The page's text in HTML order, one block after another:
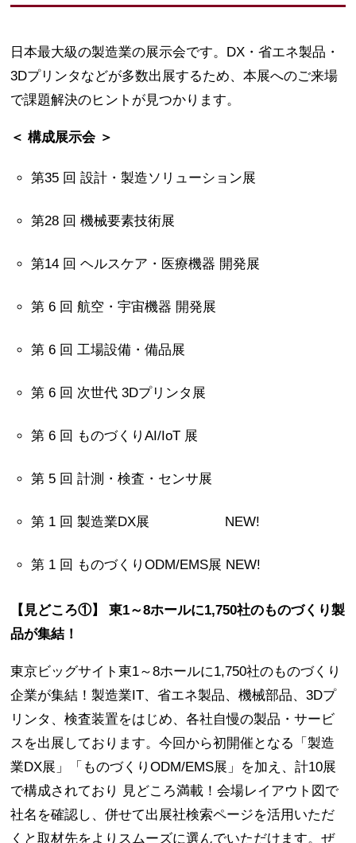
日本最大級の製造業の展示会です。DX・省エネ製品・
3Dプリンタなどが多数出展するため、本展へのご来場
で課題解決のヒントが見つかります。
＜ 構成展示会 ＞
第35 回 設計・製造ソリューション展
第28 回 機械要素技術展
第14 回 ヘルスケア・医療機器 開発展
第 6 回 航空・宇宙機器 開発展
第 6 回 工場設備・備品展
第 6 回 次世代 3Dプリンタ展
第 6 回 ものづくりAI/IoT 展
第 5 回 計測・検査・センサ展
第 1 回 製造業DX展 NEW!
第 1 回 ものづくりODM/EMS展 NEW!
【見どころ①】 東1～8ホールに1,750社のものづくり製
品が集結！
東京ビッグサイト東1～8ホールに1,750社のものづくり
企業が集結！製造業IT、省エネ製品、機械部品、3Dプ
リンタ、検査装置をはじめ、各社自慢の製品・サービ
スを出展しております。今回から初開催となる「製造
業DX展」「ものづくりODM/EMS展」を加え、計10展
で構成されており 見どころ満載！会場レイアウト図で
社名を確認し、併せて出展社検索ページを活用いただ
くと取材先をよりスムーズに選んでいただけます。ぜ